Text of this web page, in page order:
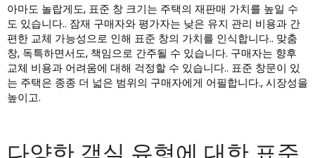
아마도 놀랍게도, 표준 창 크기는 주택의 재판매 가치를 높일 수
도 있습니다.. 잠재 구매자와 평가자는 낮은 유지 관리 비용과 간
편한 교체 가능성으로 인해 표준 창의 가치를 인식합니다.. 맞춤
창, 독특하면서도, 책임으로 간주될 수 있습니다. 구매자는 향후
교체 비용과 어려움에 대해 걱정할 수 있습니다.. 표준 창문이 있
는 주택은 종종 더 넓은 범위의 구매자에게 어필합니다., 시장성을
높이고.